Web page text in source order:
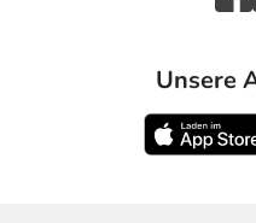
Unsere